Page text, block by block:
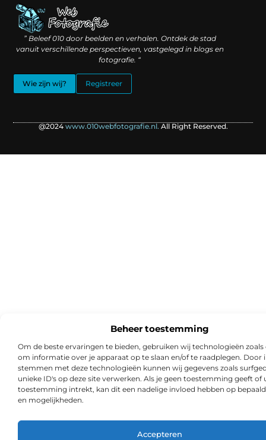
Beheer toestemming
Om de beste ervaringen te bieden, gebruiken wij technologieën zoals
om informatie over je apparaat op te slaan en/of te raadplegen. Door
stemmen met deze technologieën kunnen wij gegevens zoals
unieke ID's op deze site verwerken. Als je geen toestemming geeft of
toestemming intrekt, kan dit een nadelige invloed hebben op
en mogelijkheden.
Accepteren
” Beleef 010 door beelden en verhalen. Ontdek de stad
vanuit verschillende perspectieven, vastgelegd in blogs en
fotografie. “
Wie zijn wij? Registreer
@2024 www.010webfotografie.nl. All Right Reserved.